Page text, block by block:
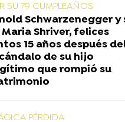
SU 79 CUMPLEAÑOS
Schwarzenegger y
Maria Shriver, felices
15 años después
de su hijo
que rompió su
PÉRDIDA